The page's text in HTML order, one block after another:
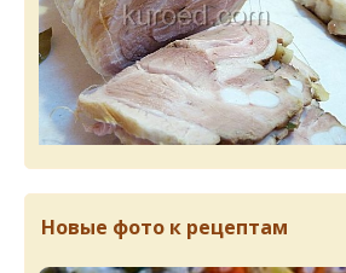
Новые фото к рецептам